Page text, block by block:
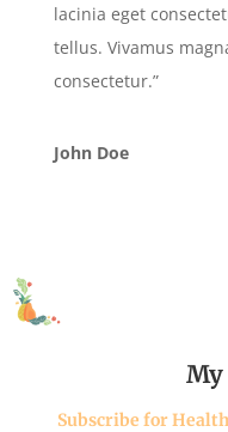
lacinia eget
tellus. Vivamus
consectetur.”
John Doe
My
Subscribe for